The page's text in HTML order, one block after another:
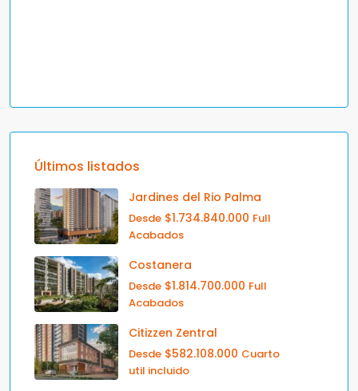
Últimos listados
Jardines del Rio Palma
Desde $1.734.840.000 Full
Acabados
Costanera
Desde $1.814.700.000 Full
Acabados
Citizzen Zentral
Desde $582.108.000 Cuarto
util incluido